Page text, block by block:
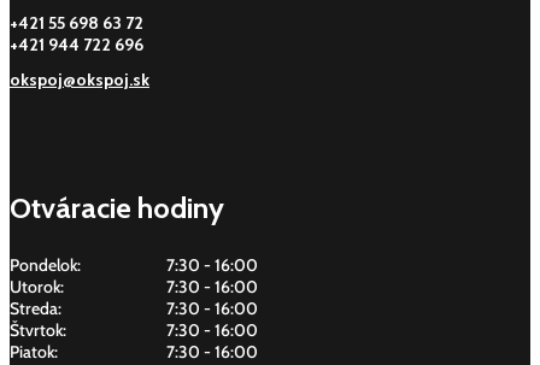
+421 55 698 63 72
+421 944 722 696
okspoj@okspoj.sk
Otváracie hodiny
Pondelok:
7:30 - 16:00
Utorok:
7:30 - 16:00
Streda:
7:30 - 16:00
Štvrtok:
7:30 - 16:00
Piatok:
7:30 - 16:00